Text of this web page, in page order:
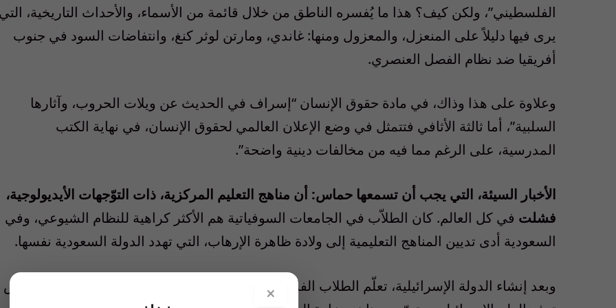
الفلسطيني”، ولكن كيف؟ هذا ما يُفسره الناطق من خلال قائمة من الأسماء، والأحداث التاريخية، التي
يرى فيها دليلاً على المنعزل، والمعزول ومنها: غاندي، ومارتن لوثر كنغ، وانتفاضات السود في جنوب
أفريقيا ضد نظام الفصل العنصري.
وعلاوة على هذا وذاك، في مادة حقوق الإنسان “إسراف في الحديث عن ويلات الحروب، وآثارها
السلبية”، أما ثالثة الأثافي فتتمثل في وضع الإعلان العالمي لحقوق الإنسان، في نهاية الكتب
المدرسية، على الرغم مما فيه من مخالفات دينية واضحة”.
الأخبار السيئة، التي يجب أن تسمعها حماس: أن مناهج التعليم المركزية، ذات التوّجهات الأيديولوجية،
فشلت في كل العالم. كان الطلاّب في الجامعات السوفياتية هم الأكثر كراهية للنظام الشيوعي، وفي
السعودية أدى تديين المناهج التعليمية إلى ولادة ظاهرة الإرهاب، التي تهدد الدولة السعودية نفسها.
وبعد إنشاء الدولة الإسرائيلية، تعلّم الطلاب الفلسطينيون، في الجليل، والمثلث، والنقب، في مدارس
×